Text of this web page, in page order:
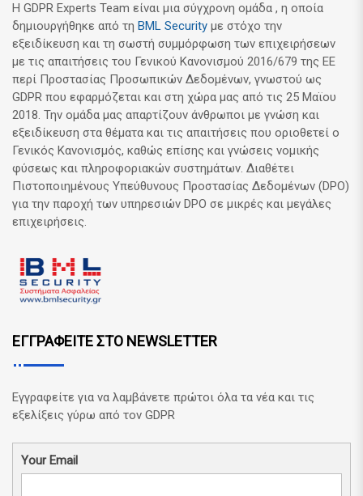
Η GDPR Experts Team είναι μια σύγχρονη ομάδα , η οποία
δημιουργήθηκε από τη BML Security με στόχο την
εξειδίκευση και τη σωστή συμμόρφωση των επιχειρήσεων
με τις απαιτήσεις του Γενικού Κανονισμού 2016/679 της ΕΕ
περί Προστασίας Προσωπικών Δεδομένων, γνωστού ως
GDPR που εφαρμόζεται και στη χώρα μας από τις 25 Μαϊου
2018. Την ομάδα μας απαρτίζουν άνθρωποι με γνώση και
εξειδίκευση στα θέματα και τις απαιτήσεις που οριοθετεί ο
Γενικός Κανονισμός, καθώς επίσης και γνώσεις νομικής
φύσεως και πληροφοριακών συστημάτων. Διαθέτει
Πιστοποιημένους Υπεύθυνους Προστασίας Δεδομένων (DPO)
για την παροχή των υπηρεσιών DPO σε μικρές και μεγάλες
επιχειρήσεις.
ΕΓΓΡΑΦΕΙΤΕ ΣΤΟ NEWSLETTER
Εγγραφείτε για να λαμβάνετε πρώτοι όλα τα νέα και τις
εξελίξεις γύρω από τον GDPR
Your Email